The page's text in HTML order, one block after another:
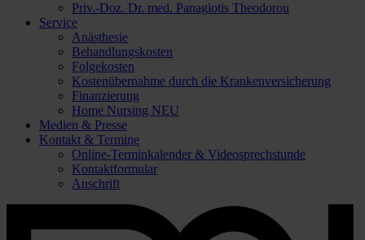
Priv.-Doz. Dr. med. Panagiotis Theodorou
Service
Anästhesie
Behandlungskosten
Folgekosten
Kostenübernahme durch die Krankenversicherung
Finanzierung
Home Nursing NEU
Medien & Presse
Kontakt & Termine
Online-Terminkalender & Videosprechstunde
Kontaktformular
Anschrift